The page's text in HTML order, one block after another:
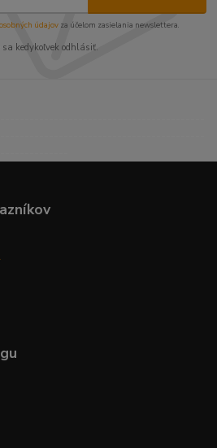
údajov za účelom zasielania newslettera.
sa kedykoľvek odhlásiť.